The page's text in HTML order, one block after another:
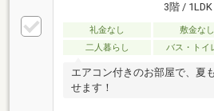
3階 /
礼金なし 敷金なし
二人暮らし
バス・トイ
エアコン付きのお部屋で、夏
せます！